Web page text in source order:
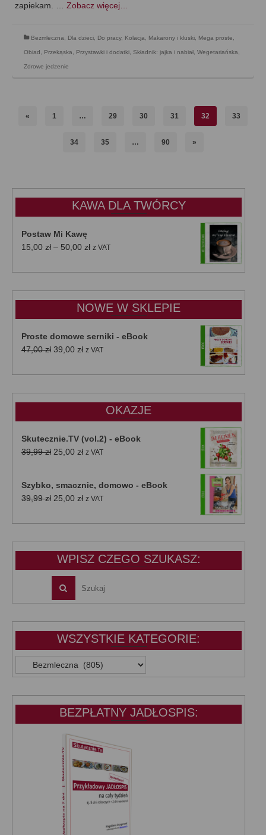
zapiekam. … Zobacz więcej…
Bezmleczna Dla dzieci Do pracy, Kolacja Makarony i kluski Mega proste
Obiad Przekąska Przystawki i dodatki Składnik: jajka i nabiał Wegetariańska
Zdrowe jedzenie
« 1 … 29 30 31 32 33
34 35 … 90 »
KAWA DLA TWÓRCY
Postaw Mi Kawę
15,00 zł – 50,00 złZakres
od
do
50,00 zł
z VAT
NOWE W SKLEPIE
Proste domowe serniki - eBook
47,00zł Pierwotna
wynosiła:
39,00 złAktualna
wynosi:
z VAT
OKAZJE
Skutecznie.TV (vol.2) - eBook
39,99zł Pierwotna
39,99 zł.
25,00 złAktualna
25,00 zł.
z VAT
Szybko, smacznie, domowo - eBook
39,99zł Pierwotna
wynosiła:
25,00 złAktualna
wynosi:
z VAT
WPISZ CZEGO SZUKASZ:
WSZYSTKIE KATEGORIE:
WSZYSTKIE
KATEGORIE:
BEZPŁATNY JADŁOSPIS: